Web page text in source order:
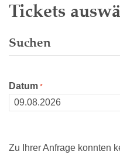
Tickets
Suchen
Datum
Zu Ihrer Anfrage konnten